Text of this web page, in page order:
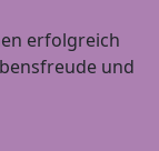
erfolgreich
und